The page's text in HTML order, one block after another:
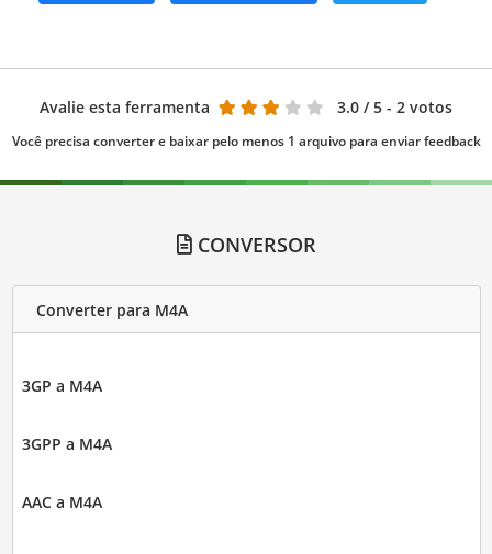
Avalie esta ferramenta 3.0 / 5 - 2 votos
Você precisa converter e baixar pelo menos 1 arquivo para enviar feedback
CONVERSOR
Converter para M4A
3GP a M4A
3GPP a M4A
AAC a M4A